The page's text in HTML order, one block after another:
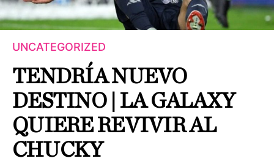
UNCATEGORIZED
TENDRÍA NUEVO
DESTINO | LA GALAXY
QUIERE REVIVIR AL
CHUCKY